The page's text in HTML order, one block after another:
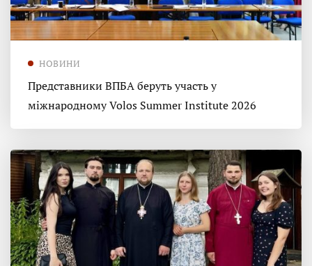
НОВИНИ
Представники ВПБА беруть участь у
міжнародному Volos Summer Institute 2026